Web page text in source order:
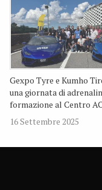
Gexpo Tyre e Kumho
una giornata di
formazione al Centro
16 Settembre 2025